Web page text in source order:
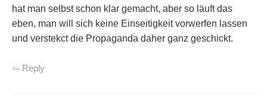
hat man selbst schon klar gemacht, aber so läuft das
eben, man will sich keine Einseitigkeit vorwerfen lassen
und verstekct die Propaganda daher ganz geschickt.
Reply